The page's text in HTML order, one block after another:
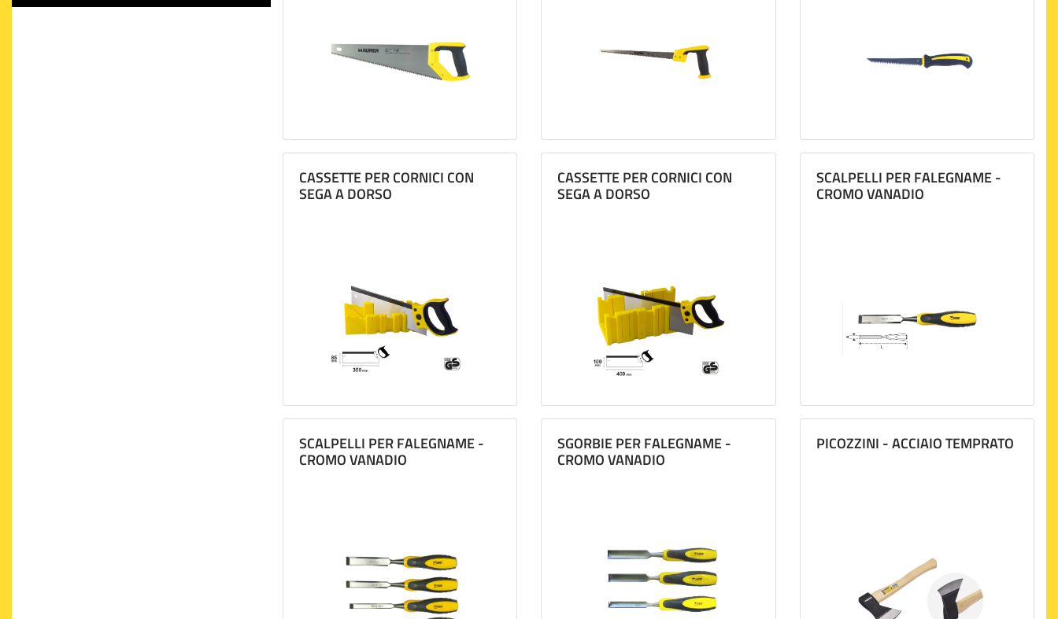
CASSETTE PER CORNICI CON
SEGA A DORSO
CASSETTE PER CORNICI CON
SEGA A DORSO
SCALPELLI PER FALEGNAME -
CROMO VANADIO
SCALPELLI PER FALEGNAME -
CROMO VANADIO
SGORBIE PER FALEGNAME -
CROMO VANADIO
PICOZZINI - ACCIAIO TEMPRATO